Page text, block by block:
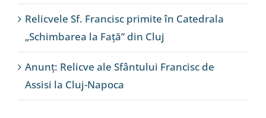
Relicvele Sf. Francisc primite în Catedrala
„Schimbarea la Față” din Cluj
Anunț: Relicve ale Sfântului Francisc de
Assisi la Cluj-Napoca